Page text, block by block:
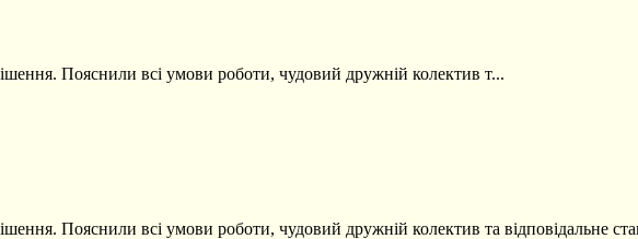
Пояснили всі умови роботи, чудовий дружній колектив т...
Пояснили всі умови роботи, чудовий дружній колектив та відповідальне